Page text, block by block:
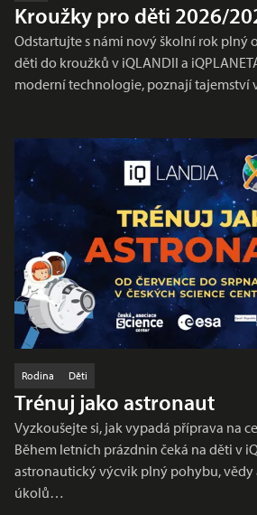
Kroužky pro děti 2026/
Odstartujte s námi nový školní rok plný
děti do kroužků v iQLANDII a
moderní technologie, poznají
Rodina Děti
Trénuj jako astronaut
Vyzkoušejte si, jak vypadá příprava na
Během letních prázdnin čeká na děti v
astronautický výcvik plný pohybu,
úkolů…